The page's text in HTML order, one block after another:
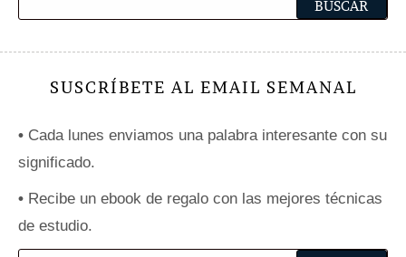
SUSCRÍBETE AL EMAIL SEMANAL
• Cada lunes enviamos una palabra interesante con su
significado.
• Recibe un ebook de regalo con las mejores técnicas
de estudio.